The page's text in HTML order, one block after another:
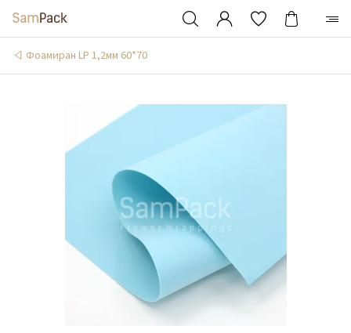
Фоамиран LP 1,2мм 60*70